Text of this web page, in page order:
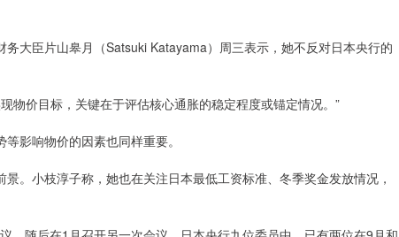
大臣片山皋月（Satsuki Katayama）周三表示，她不反对日本央行的
价目标，关键在于评估核心通胀的稳定程度或锚定情况。”
影响物价的因素也同样重要。
小枝淳子称，她也在关注日本最低工资标准、冬季奖金发放情况，